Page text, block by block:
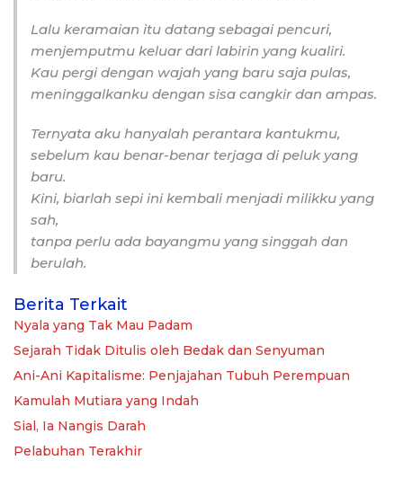
Lalu keramaian itu datang sebagai pencuri,
menjemputmu keluar dari labirin yang kualiri.
Kau pergi dengan wajah yang baru saja pulas,
meninggalkanku dengan sisa cangkir dan ampas.
Ternyata aku hanyalah perantara kantukmu,
sebelum kau benar-benar terjaga di peluk yang
baru.
Kini, biarlah sepi ini kembali menjadi milikku yang
sah,
tanpa perlu ada bayangmu yang singgah dan
berulah.
Berita Terkait
Nyala yang Tak Mau Padam
Sejarah Tidak Ditulis oleh Bedak dan Senyuman
Ani-Ani Kapitalisme: Penjajahan Tubuh Perempuan
Kamulah Mutiara yang Indah
Sial, Ia Nangis Darah
Pelabuhan Terakhir